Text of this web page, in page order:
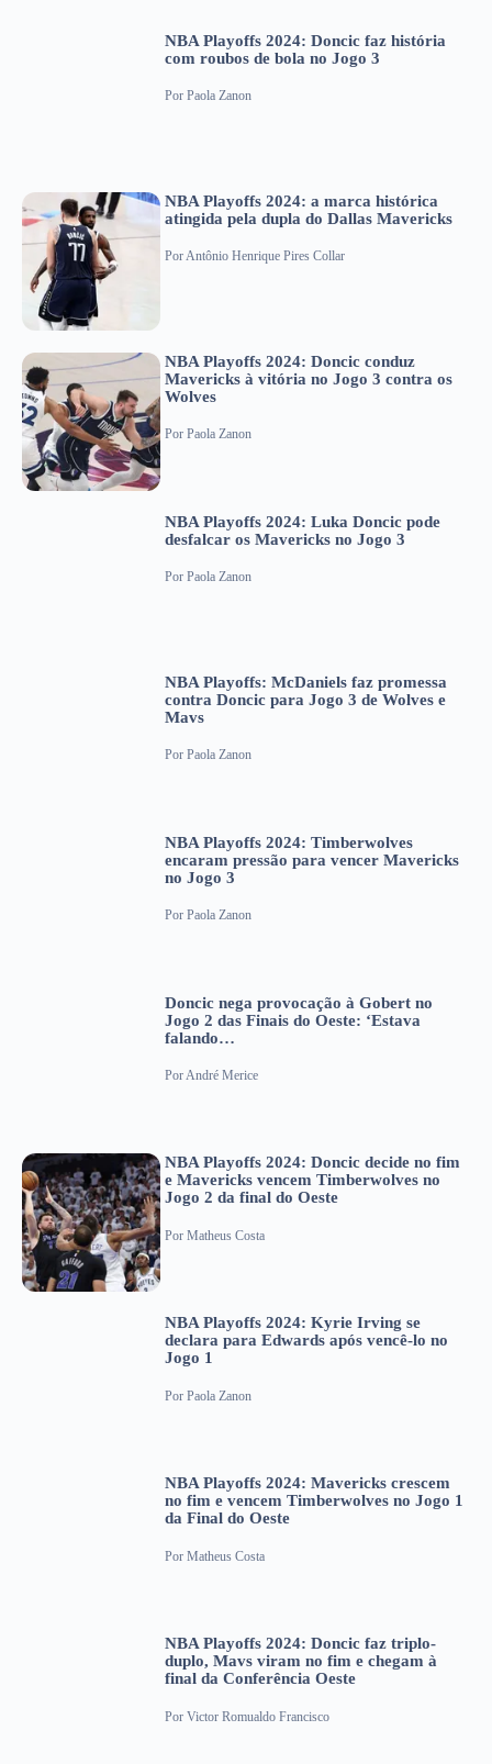
NBA Playoffs 2024: Doncic faz história
com roubos de bola no Jogo 3
Por Paola Zanon
NBA Playoffs 2024: a marca histórica
atingida pela dupla do Dallas Mavericks
PorAntônio Henrique Pires Collar
NBA Playoffs 2024: Doncic conduz
Mavericks à vitória no Jogo 3 contra os
Wolves
Por Paola Zanon
NBA Playoffs 2024: Luka Doncic pode
desfalcar os Mavericks no Jogo 3
Por Paola Zanon
NBA Playoffs: McDaniels faz promessa
contra Doncic para Jogo 3 de Wolves e
Mavs
Por Paola Zanon
NBA Playoffs 2024: Timberwolves
encaram pressão para vencer Mavericks
no Jogo 3
Por Paola Zanon
Doncic nega provocação à Gobert no
Jogo 2 das Finais do Oeste: ‘Estava
falando…
PorAndré Merice
NBA Playoffs 2024: Doncic decide no fim
e Mavericks vencem Timberwolves no
Jogo 2 da final do Oeste
Por Matheus Costa
NBA Playoffs 2024: Kyrie Irving se
declara para Edwards após vencê-lo no
Jogo 1
Por Paola Zanon
NBA Playoffs 2024: Mavericks crescem
no fim e vencem Timberwolves no Jogo 1
da Final do Oeste
Por Matheus Costa
NBA Playoffs 2024: Doncic faz triplo-
duplo, Mavs viram no fim e chegam à
final da Conferência Oeste
Por Victor Romualdo Francisco